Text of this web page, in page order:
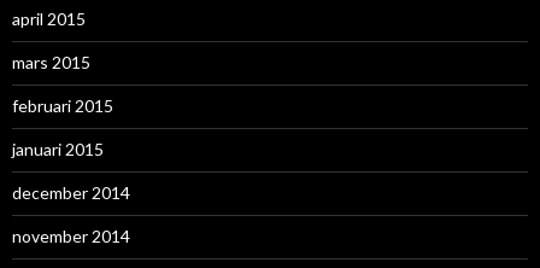
april 2015
mars 2015
februari 2015
januari 2015
december 2014
november 2014